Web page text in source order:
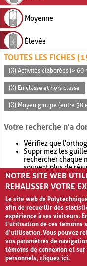
Moyenne
Élevée
TOUTES LES FICHES
(X) Activités élaborées (> 60
(X) En classe et hors classe
(X) Moyen groupe (entre 30
Votre recherche n'a
Vérifiez que
Supprimez les
rechercher chaque
souvent plus de
Envisagez d'élargir
retournera souvent
NOTRE SITE WEB
REHAUSSER VOTRE
Le site web de
afin de recueillir des
expérience à ses visiteurs.
l’utilisation de ces témoins
d’utilisation. Vous pouvez
vos paramètres de
témoins de connexion et
personnels,cliquez ici.